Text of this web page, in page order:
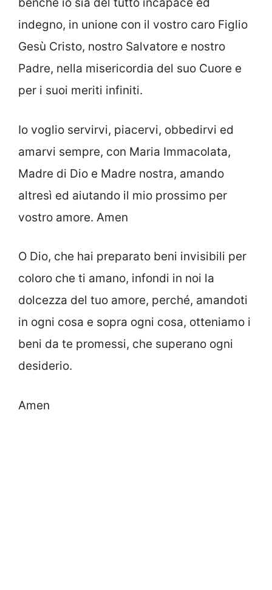
benché io sia del tutto incapace ed
indegno, in unione con il vostro caro Figlio
Gesù Cristo, nostro Salvatore e nostro
Padre, nella misericordia del suo Cuore e
per i suoi meriti infiniti.
Io voglio servirvi, piacervi, obbedirvi ed
amarvi sempre, con Maria Immacolata,
Madre di Dio e Madre nostra, amando
altresì ed aiutando il mio prossimo per
vostro amore. Amen
O Dio, che hai preparato beni invisibili per
coloro che ti amano, infondi in noi la
dolcezza del tuo amore, perché, amandoti
in ogni cosa e sopra ogni cosa, otteniamo i
beni da te promessi, che superano ogni
desiderio.
Amen